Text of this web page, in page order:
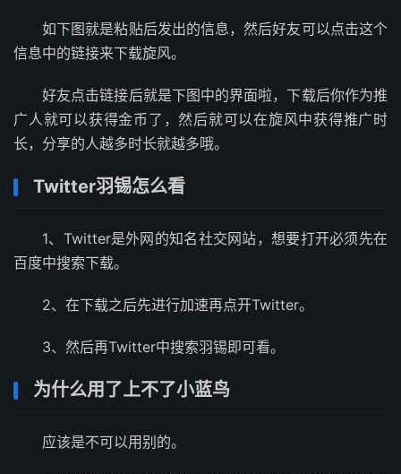
如下图就是粘贴后发出的信息，然后好友可以点击这个
信息中的链接来下载旋风。
好友点击链接后就是下图中的界面啦，下载后你作为推
广人就可以获得金币了，然后就可以在旋风中获得推广时
长，分享的人越多时长就越多哦。
Twitter羽锡怎么看
1、Twitter是外网的知名社交网站，想要打开必须先在
百度中搜索下载。
2、在下载之后先进行加速再点开Twitter。
3、然后再Twitter中搜索羽锡即可看。
为什么用了上不了小蓝鸟
应该是不可以用别的。